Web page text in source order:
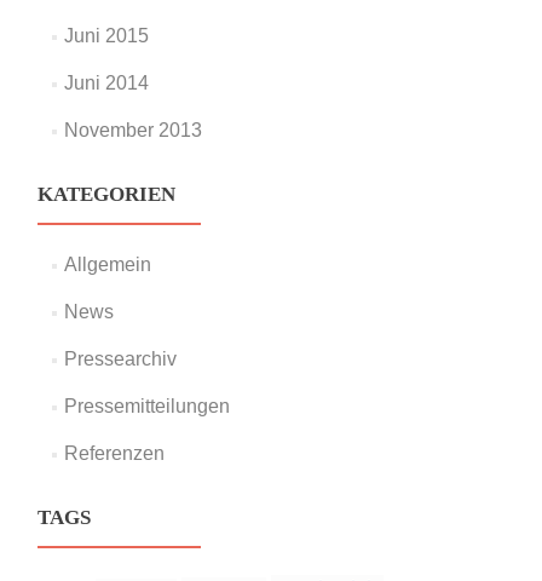
Juni 2015
Juni 2014
November 2013
KATEGORIEN
Allgemein
News
Pressearchiv
Pressemitteilungen
Referenzen
TAGS